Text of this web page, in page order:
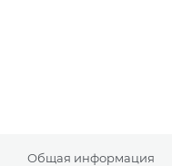
Общая информация